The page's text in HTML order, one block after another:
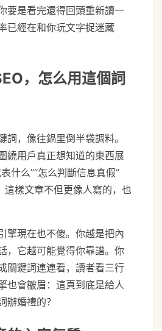
要是看完還得回頭重新讀一
已經在和你玩文字捉迷藏
，怎么用這個詞
詞，像往鍋里倒半袋調料。
繞用戶真正想知道的東西展
什么”“怎么判斷信息真假”
這樣文章不但更像人寫的，也
擎現在也不傻。你越是把內
，它越可能覺得你靠譜。你
關鍵詞連連看，讀者看三行
也會皺眉：這頁到底是給人
辦婚禮的？